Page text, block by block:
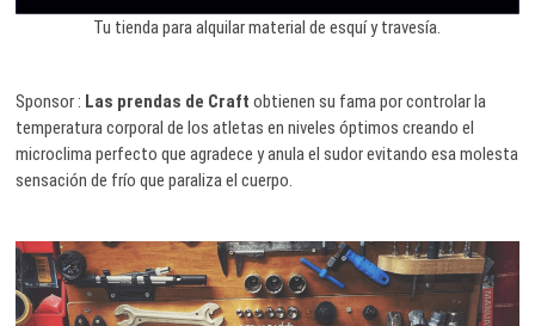
Tu tienda para alquilar material de esquí y travesía.
Sponsor : Las prendas de Craft obtienen su fama por controlar la
temperatura corporal de los atletas en niveles óptimos creando el
microclima perfecto que agradece y anula el sudor evitando esa molesta
sensación de frío que paraliza el cuerpo.